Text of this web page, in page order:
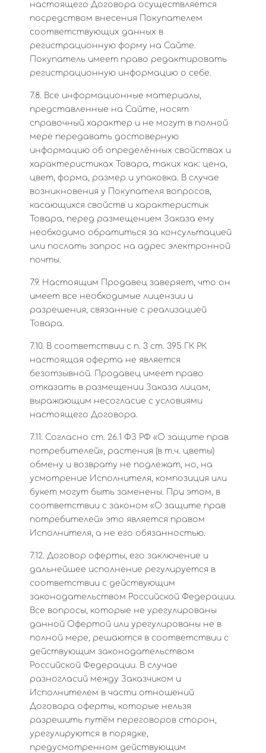
настоящего Договора осуществляется
посредством внесения Покупателем
соответствующих данных в
регистрационную форму на Сайте.
Покупатель имеет право редактировать
регистрационную информацию о себе.
7.8. Все информационные материалы,
представленные на Сайте, носят
справочный характер и не могут в полной
мере передавать достоверную
информацию об определённых свойствах и
характеристиках Товара, таких как: цена,
цвет, форма, размер и упаковка. В случае
возникновения у Покупателя вопросов,
касающихся свойств и характеристик
Товара, перед размещением Заказа ему
необходимо обратиться за консультацией
или послать запрос на адрес электронной
почты.
7.9. Настоящим Продавец заверяет, что он
имеет все необходимые лицензии и
разрешения, связанные с реализацией
Товара.
7.10. В соответствии с п. 3 ст. 395 ГК РК
настоящая оферта не является
безотзывной. Продавец имеет право
отказать в размещении Заказа лицам,
выражающим несогласие с условиями
настоящего Договора.
7.11. Согласно ст. 26.1 ФЗ РФ «О защите прав
потребителей», растения (в т.ч. цветы)
обмену и возврату не подлежат, но, на
усмотрение Исполнителя, композиция или
букет могут быть заменены. При этом, в
соответствии с законом «О защите прав
потребителей» это является правом
Исполнителя, а не его обязанностью.
7.12. Договор оферты, его заключение и
дальнейшее исполнение регулируется в
соответствии с действующим
законодательством Российской Федерации.
Все вопросы, которые не урегулированы
данной Офертой или урегулированы не в
полной мере, решаются в соответствии с
действующим законодательством
Российской Федерации. В случае
разногласий между Заказчиком и
Исполнителем в части отношений
Договора оферты, которые нельзя
разрешить путём переговоров сторон,
урегулируются в порядке,
предусмотренном действующим